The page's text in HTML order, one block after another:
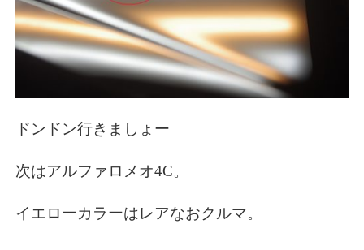
ドンドン行きましょー
次はアルファロメオ4C。
イエローカラーはレアなおクルマ。